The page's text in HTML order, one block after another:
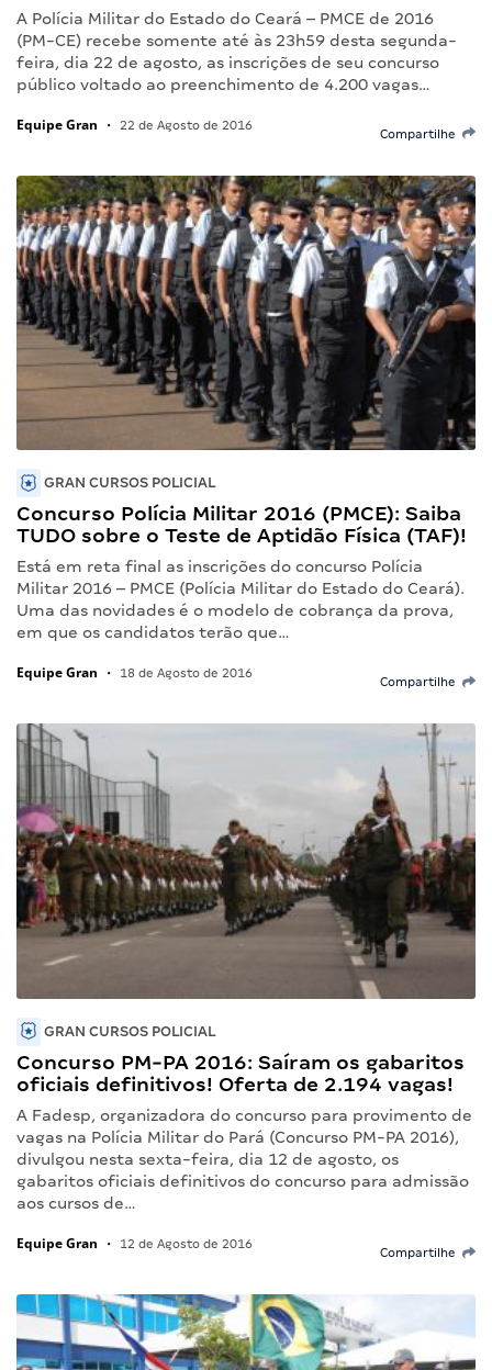
A Polícia Militar do Estado do Ceará – PMCE de 2016
(PM-CE) recebe somente até às 23h59 desta segunda-
feira, dia 22 de agosto, as inscrições de seu concurso
público voltado ao preenchimento de 4.200 vagas…
Equipe Gran • 22 de Agosto de 2016
Compartilhe
GRAN CURSOS POLICIAL
Concurso Polícia Militar 2016 (PMCE): Saiba
TUDO sobre o Teste de Aptidão Física (TAF)!
Está em reta final as inscrições do concurso Polícia
Militar 2016 – PMCE (Polícia Militar do Estado do Ceará).
Uma das novidades é o modelo de cobrança da prova,
em que os candidatos terão que…
Equipe Gran • 18 de Agosto de 2016
Compartilhe
GRAN CURSOS POLICIAL
Concurso PM-PA 2016: Saíram os gabaritos
oficiais definitivos! Oferta de 2.194 vagas!
A Fadesp, organizadora do concurso para provimento de
vagas na Polícia Militar do Pará (Concurso PM-PA 2016),
divulgou nesta sexta-feira, dia 12 de agosto, os
gabaritos oficiais definitivos do concurso para admissão
aos cursos de…
Equipe Gran • 12 de Agosto de 2016
Compartilhe